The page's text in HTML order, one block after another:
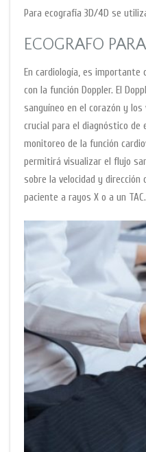
Para ecografía 3D/4D se
ECOGRAFO
En cardiología, es importante
con la función Doppler. El
sanguíneo en el corazón y
crucial para el diagnóstico de
monitoreo de la función
permitirá visualizar el flujo
sobre la velocidad y dirección
paciente a rayos X o a un TAC.